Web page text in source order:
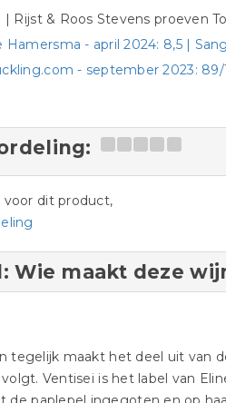
Rijst & Roos Stevens proeven
Hamersma - april 2024: 8,5 |
- september 2023:
voor dit product,
Wie maakt deze
tegelijk maakt het deel uit van
Ventisei is het label van